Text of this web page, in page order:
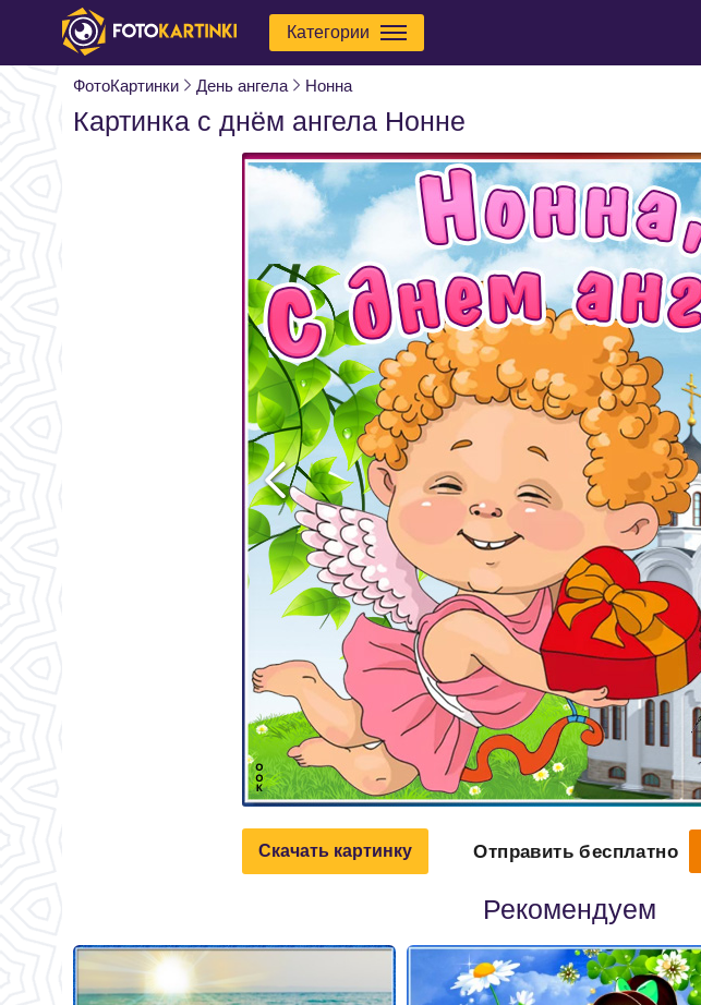
Категории
ФотоКартинки День ангела Нонна
Картинка с днём ангела Нонне
Скачать картинку Отправить бесплатно
Рекомендуем